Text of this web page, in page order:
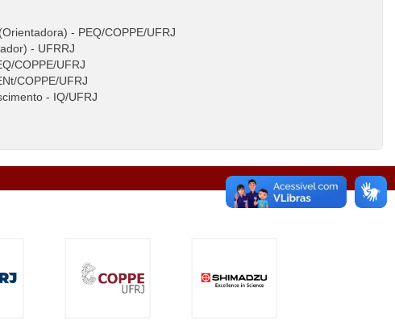
- PEQ/COPPE/UFRJ
- UFRRJ
COPPE/UFRJ
COPPE/UFRJ
- IQ/UFRJ